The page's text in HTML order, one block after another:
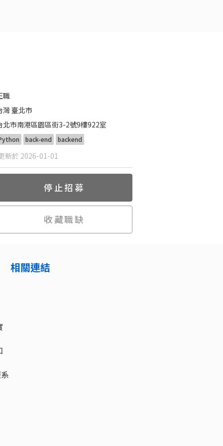
職
灣 臺北市
北市南港區園區街3-2號9樓922室
back-end backend
新於 2026-01-01
停止招募
收藏職缺
相關連結